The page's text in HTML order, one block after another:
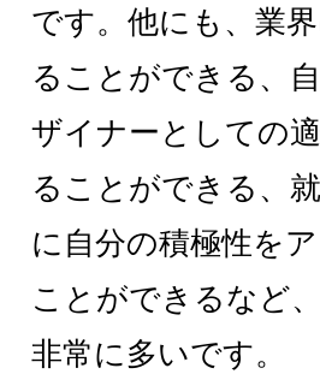
です。他にも、業
ることができる、
ザイナーとしての
ることができる、
に自分の積極性を
ことができるなど
非常に多いです。